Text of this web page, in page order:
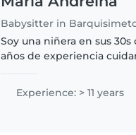
Babysitter in
Soy una niñera en sus 30s
años de experiencia
madre y tengo una
universitaria. Me encanta
Experience: > 11 years